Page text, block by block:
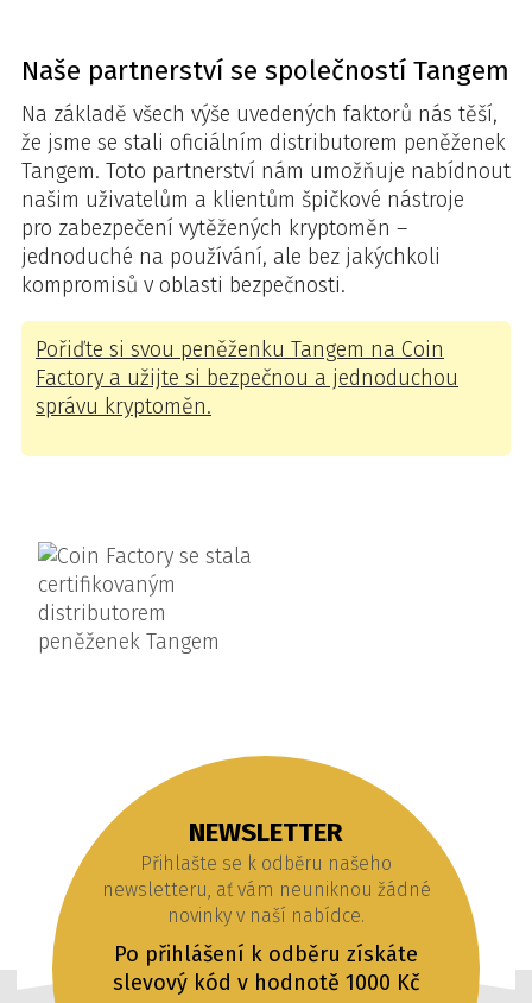
Naše partnerství se společností Tangem
Na základě všech výše uvedených faktorů nás těší,
že jsme se stali oficiálním distributorem peněženek
Tangem. Toto partnerství nám umožňuje nabídnout
našim uživatelům a klientům špičkové nástroje
pro zabezpečení vytěžených kryptoměn –
jednoduché na používání, ale bez jakýchkoli
kompromisů v oblasti bezpečnosti.
Pořiďte si svou peněženku Tangem na Coin
Factory a užijte si bezpečnou a jednoduchou
správu kryptoměn.
NEWSLETTER
Přihlašte se k odběru našeho
newsletteru, ať vám neuniknou žádné
novinky v naší nabídce.
Po přihlášení k odběru získáte
slevový kód v hodnotě 1000 Kč